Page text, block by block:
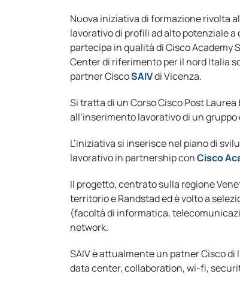
Nuova iniziativa di formazione rivolta
lavorativo di profili ad alto potenziale a
partecipa in qualità di Cisco Academy
Center di riferimento per il nord Italia
partner CiscoSAIVdi Vicenza.
Si tratta di un Corso Cisco Post
all’inserimento lavorativo di un
L’iniziativa si inserisce nel piano di
lavorativo in partnership conCisco
Il progetto, centrato sulla regione
territorio e Randstad ed è volto a
(facoltà di informatica,
network.
SAIV è attualmente un patner Cisco
data center, collaboration, wi-fi,